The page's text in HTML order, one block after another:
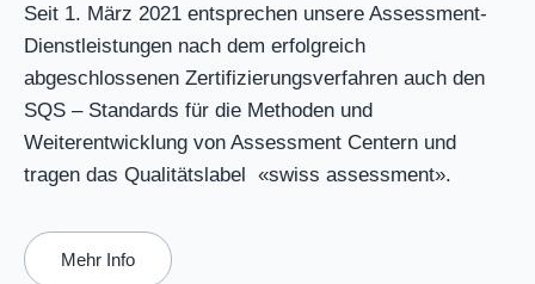
Seit 1. März 2021 entsprechen unsere Assessment-
Dienstleistungen nach dem erfolgreich
abgeschlossenen Zertifizierungsverfahren auch den
SQS – Standards für die Methoden und
Weiterentwicklung von Assessment Centern und
tragen das Qualitätslabel «swiss assessment».
Mehr Info